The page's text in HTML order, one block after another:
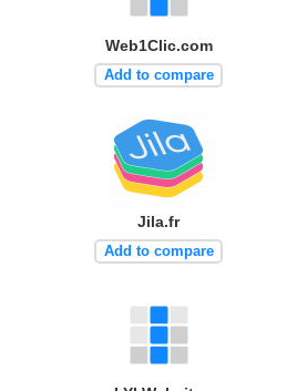
Web1Clic.com
Add to compare
Jila.fr
Add to compare